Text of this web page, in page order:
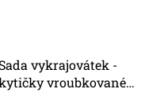
vykrajovátek -
vroubkované